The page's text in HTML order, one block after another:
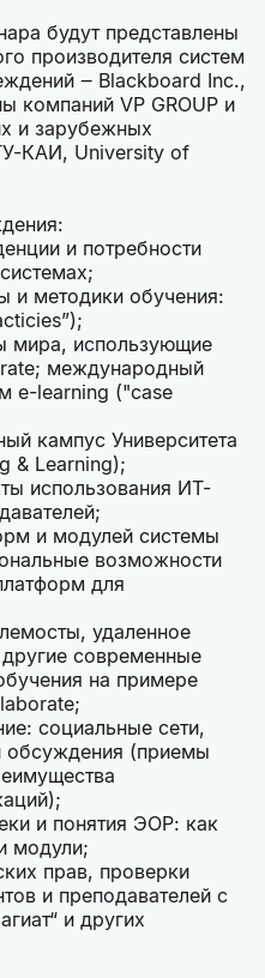
будут представлены
производителя систем
‒ Blackboard Inc.,
компаний VP GROUP и
и зарубежных
КАИ, University of
и потребности
методики обучения:
мира, использующие
международный
e-learning ("case
кампус Университета
& Learning);
использования ИТ-
и модулей системы
возможности
для
удаленное
современные
на примере
социальные сети,
(приемы
и понятия ЭОР: как
модули;
прав, проверки
и преподавателей с
и других